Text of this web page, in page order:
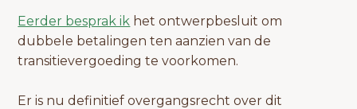
Eerder besprak ik het ontwerpbesluit om
dubbele betalingen ten aanzien van de
transitievergoeding te voorkomen.
Er is nu definitief overgangsrecht over dit